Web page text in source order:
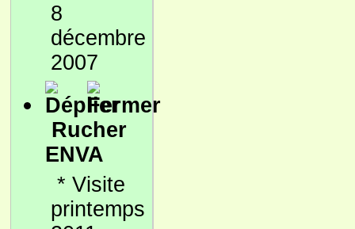
8
décembre
2007
Rucher
ENVA
* Visite
printemps